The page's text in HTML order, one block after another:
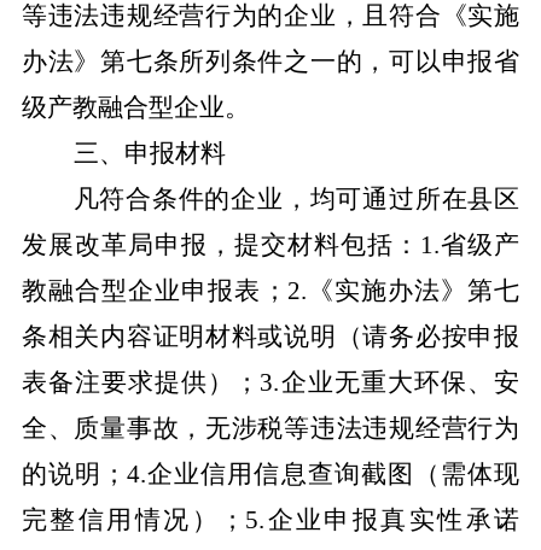
等违法违规经营行为的企业，且符合《实施
办法》第七条所列条件之一的，可以申报省
级产教融合型企业。
三、申报材料
凡符合条件的企业，均可通过所在县区
发展改革局申报， 提交材料包括： 1.省级产
教融合型企业申报表； 2. 《实施办法》第七
条相关内容证明材料或说明
（请务必按申报
表备注要求提供）
； 3.企业无重大环保、安
全、质量事故，无涉税等违法违规经营行为
的说明；4.企业信用信息查询截图
（需体现
完整信用情况）
； 5.企业申报真实性承诺